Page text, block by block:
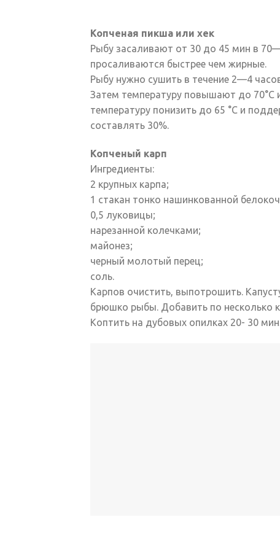
Копченая пикша или хек
Рыбу засаливают от 30 до 45 мин в
просаливаются быстрее чем жирные.
Рыбу нужно сушить в течение 2—4
Затем температуру повышают до 70°С
температуру понизить до 65 °С и
составлять 30%.
Копченый карп
Ингредиенты:
2 крупных карпа;
1 стакан тонко нашинкованной
0,5 луковицы;
нарезанной колечками;
майонез;
черный молотый перец;
соль.
Карпов очистить, выпотрошить.
брюшко рыбы. Добавить по несколько
Коптить на дубовых опилках 20- 30